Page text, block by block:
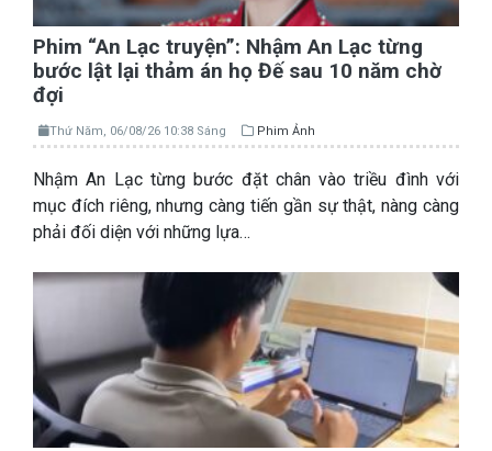
Phim “An Lạc truyện”: Nhậm An Lạc từng
bước lật lại thảm án họ Đế sau 10 năm chờ
đợi
Thứ Năm, 06/08/26 10:38 Sáng Phim Ảnh
Nhậm An Lạc từng bước đặt chân vào triều đình với
mục đích riêng, nhưng càng tiến gần sự thật, nàng càng
phải đối diện với những lựa…